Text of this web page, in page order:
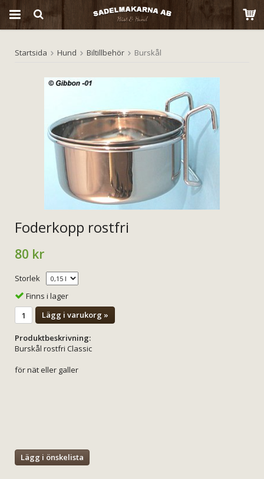
Produkten har blivit tillagd i varukorgen
Startsida Hund Biltillbehör Burskål
Foderkopp rostfri
80 kr
Storlek
Finns i lager
Lägg i varukorg »
Produktbeskrivning:
Burskål rostfri Classic
för nät eller galler
Lägg i önskelista